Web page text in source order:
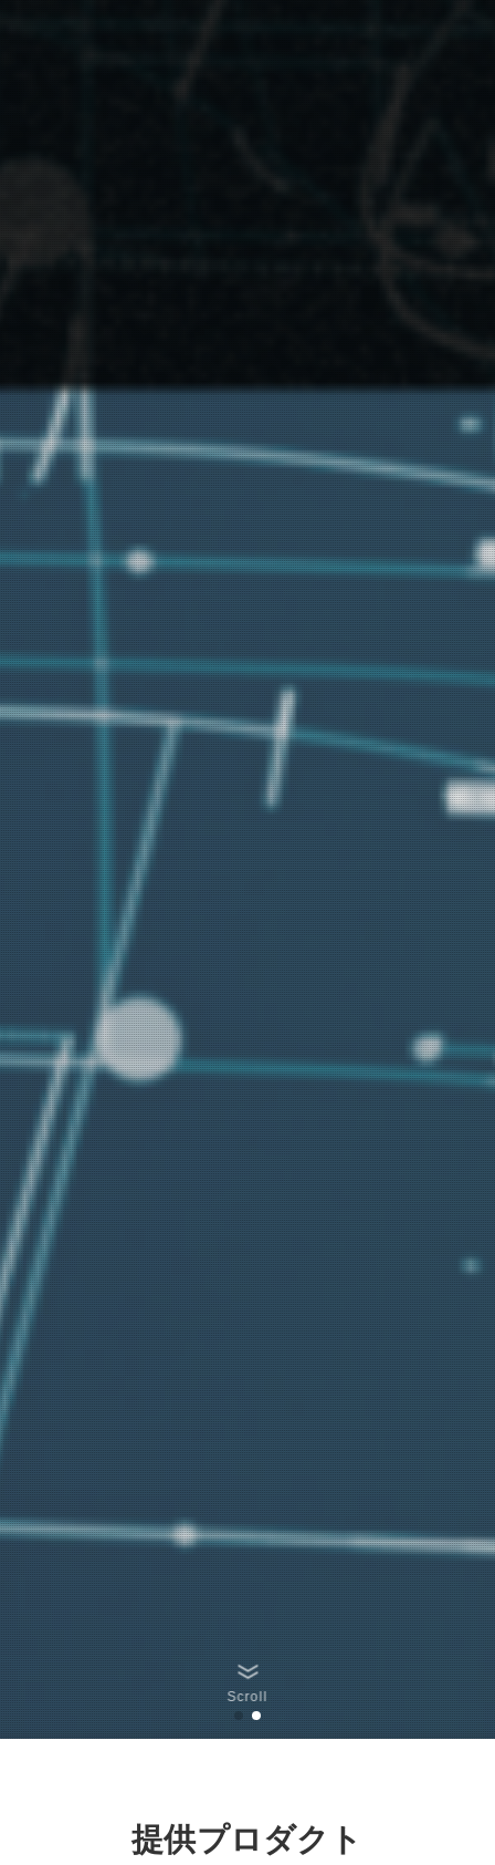
Scroll
提供プロダクト